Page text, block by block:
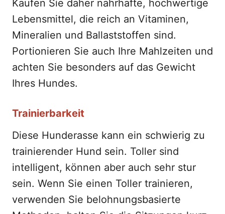
Kaufen Sie daher nahrhafte, hochwertige
Lebensmittel, die reich an Vitaminen,
Mineralien und Ballaststoffen sind.
Portionieren Sie auch Ihre Mahlzeiten und
achten Sie besonders auf das Gewicht
Ihres Hundes.
Trainierbarkeit
Diese Hunderasse kann ein schwierig zu
trainierender Hund sein. Toller sind
intelligent, können aber auch sehr stur
sein. Wenn Sie einen Toller trainieren,
verwenden Sie belohnungsbasierte